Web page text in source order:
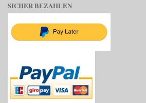
SICHER BEZAHLEN